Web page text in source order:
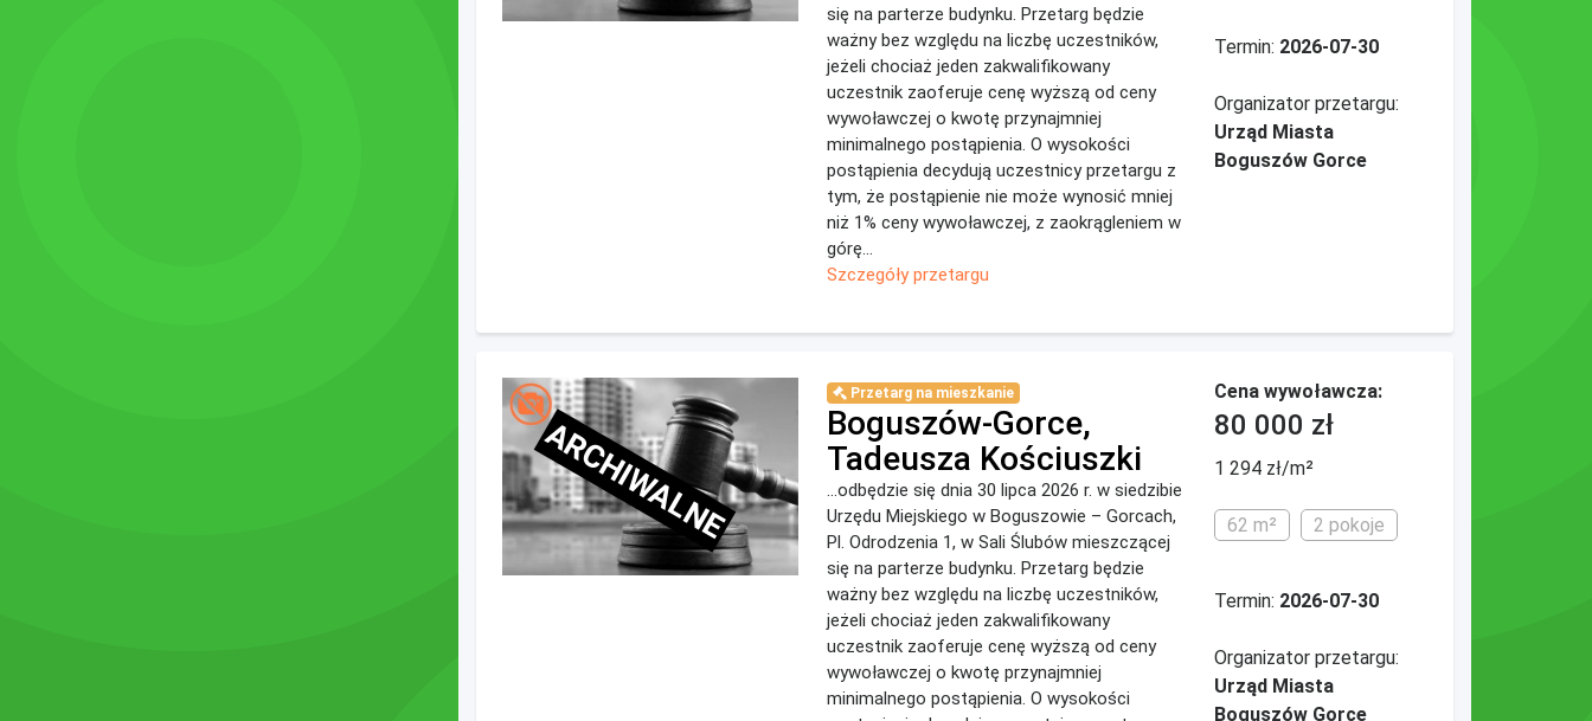
się na parterze budynku. Przetarg będzie
ważny bez względu na liczbę uczestników,
jeżeli chociaż jeden zakwalifikowany
uczestnik zaoferuje cenę wyższą od ceny
wywoławczej o kwotę przynajmniej
minimalnego postąpienia. O wysokości
postąpienia decydują uczestnicy przetargu z
tym, że postąpienie nie może wynosić mniej
niż 1% ceny wywoławczej, z zaokrągleniem w
górę...
Szczegóły przetargu
Termin: 2026-07-30
Organizator przetargu:
Urząd Miasta
Boguszów Gorce
ARCHIWALNE
Przetarg na mieszkanie
Boguszów-Gorce,
Tadeusza Kościuszki
...odbędzie się dnia 30 lipca 2026 r. w siedzibie
Urzędu Miejskiego w Boguszowie – Gorcach,
Pl. Odrodzenia 1, w Sali Ślubów mieszczącej
się na parterze budynku. Przetarg będzie
ważny bez względu na liczbę uczestników,
jeżeli chociaż jeden zakwalifikowany
uczestnik zaoferuje cenę wyższą od ceny
wywoławczej o kwotę przynajmniej
minimalnego postąpienia. O wysokości
Cena wywoławcza:
80 000 zł
1 294 zł/m²
62 m² 2 pokoje
Termin: 2026-07-30
Organizator przetargu:
Urząd Miasta
Boguszów Gorce